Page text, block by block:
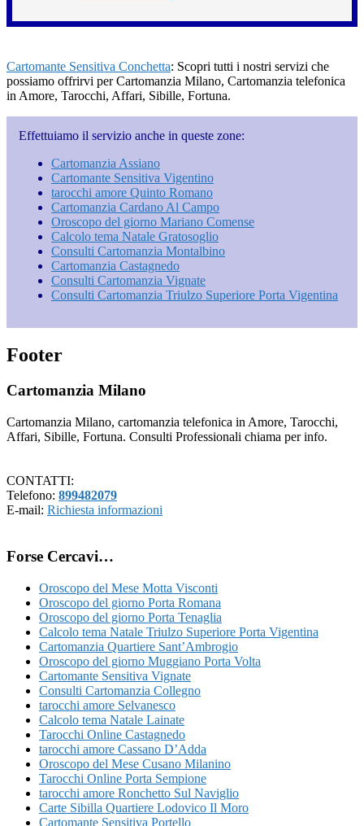
Cartomante Sensitiva Conchetta: Scopri tutti i nostri servizi che
possiamo offrirvi per Cartomanzia Milano, Cartomanzia telefonica
in Amore, Tarocchi, Affari, Sibille, Fortuna.
Effettuiamo il servizio anche in queste zone:
Cartomanzia Assiano
Cartomante Sensitiva Vigentino
tarocchi amore Quinto Romano
Cartomanzia Cardano Al Campo
Oroscopo del giorno Mariano Comense
Calcolo tema Natale Gratosoglio
Consulti Cartomanzia Montalbino
Cartomanzia Castagnedo
Consulti Cartomanzia Vignate
Consulti Cartomanzia Triulzo Superiore Porta Vigentina
Footer
Cartomanzia Milano
Cartomanzia Milano, cartomanzia telefonica in Amore, Tarocchi,
Affari, Sibille, Fortuna. Consulti Professionali chiama per info.
CONTATTI:
Telefono: 899482079
E-mail: Richiesta informazioni
Forse Cercavi…
Oroscopo del Mese Motta Visconti
Oroscopo del giorno Porta Romana
Oroscopo del giorno Porta Tenaglia
Calcolo tema Natale Triulzo Superiore Porta Vigentina
Cartomanzia Quartiere Sant’Ambrogio
Oroscopo del giorno Muggiano Porta Volta
Cartomante Sensitiva Vignate
Consulti Cartomanzia Collegno
tarocchi amore Selvanesco
Calcolo tema Natale Lainate
Tarocchi Online Castagnedo
tarocchi amore Cassano D’Adda
Oroscopo del Mese Cusano Milanino
Tarocchi Online Porta Sempione
tarocchi amore Ronchetto Sul Naviglio
Carte Sibilla Quartiere Lodovico Il Moro
Cartomante Sensitiva Portello